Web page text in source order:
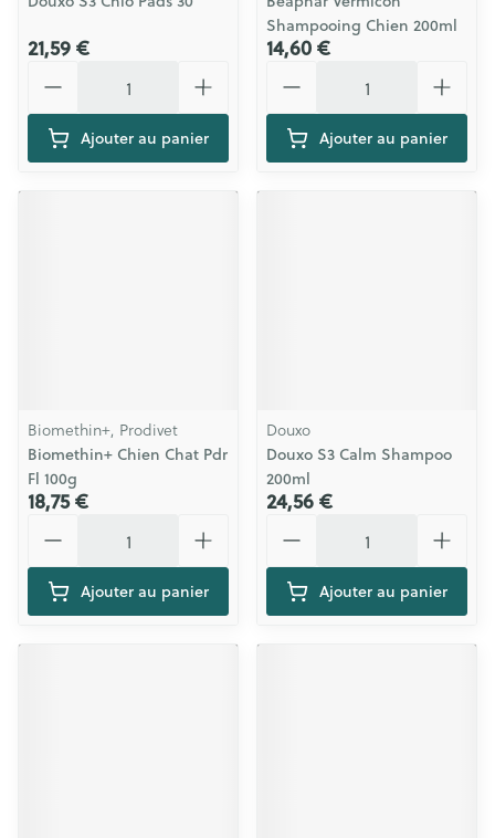
21,59 €
Ajouter au panier
Shampooing Chien 200ml
14,60 €
Ajouter au panier
Biomethin+, Prodivet
Biomethin+ Chien Chat Pdr
Fl 100g
18,75 €
Ajouter au panier
Douxo
Douxo S3 Calm Shampoo
200ml
24,56 €
Ajouter au panier